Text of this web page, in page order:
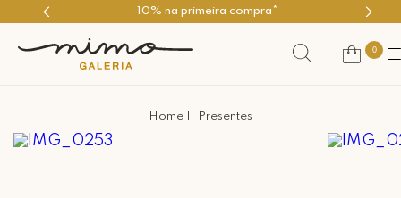
10% na primeira compra*
0
Presentes